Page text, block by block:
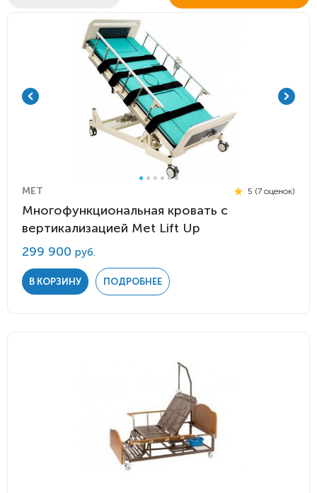
MET 5 (7 оценок)
Многофункциональная кровать с
вертикализацией Met Lift Up
299 900 руб.
В КОРЗИНУ ПОДРОБНЕЕ